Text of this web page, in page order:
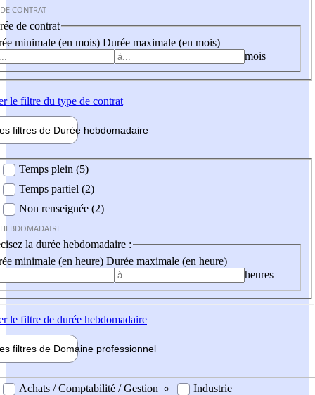
CONTRAT
de contrat
minimale (en mois) Durée maximale (en mois)
mois
le filtre du type de contrat
filtres de Durée hebdomadaire
Temps plein (5)
Temps partiel (2)
Non renseignée (2)
la durée hebdomadaire :
minimale (en heure) Durée maximale (en heure)
heures
le filtre de durée hebdomadaire
filtres de Domaine professionnel
professionel
Achats / Comptabilité / Gestion
Industrie